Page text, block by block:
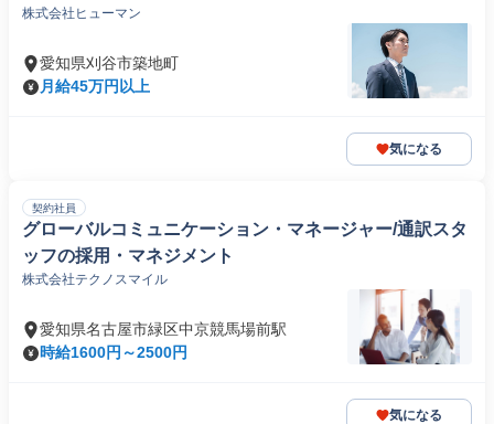
株式会社ヒューマン
愛知県刈谷市築地町
月給45万円以上
気になる
契約社員
グローバルコミュニケーション・マネージャー/通訳スタ
ッフの採用・マネジメント
株式会社テクノスマイル
愛知県名古屋市緑区中京競馬場前駅
時給1600円～2500円
気になる